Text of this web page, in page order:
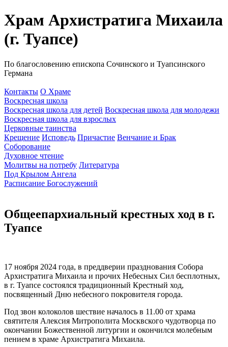
Храм Архистратига Михаила
(г. Туапсе)
По благословению епископа Сочинского и Туапсинского
Германа
Контакты О Храме
Воскресная школа
Воскресная школа для детей Воскресная школа для молодежи
Воскресная школа для взрослых
Церковные таинства
Крещение Исповедь Причастие Венчание и Брак
Соборование
Духовное чтение
Молитвы на потребу Литература
Под Крылом Ангела
Расписание Богослужений
Общеепархиальный крестных ход в г.
Туапсе
17 ноября 2024 года, в преддверии празднования Собора
Архистратига Михаила и прочих Небесных Сил бесплотных,
в г. Туапсе состоялся традиционный Крестный ход,
посвященный Дню небесного покровителя города.
Под звон колоколов шествие началось в 11.00 от храма
святителя Алексия Митрополита Москвского чудотворца по
окончании Божественной литургии и окончился молебным
пением в храме Архистратига Михаила.